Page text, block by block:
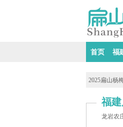
首页 福
2025扁山杨
福
龙岩农